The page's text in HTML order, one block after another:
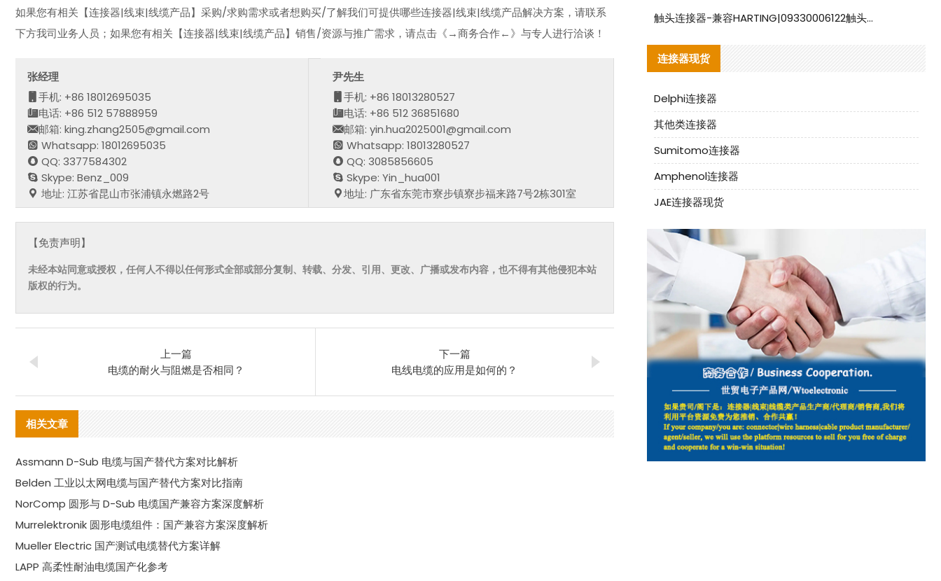
如果您有相关【连接器|线束|线缆产品】采购/求购需求或者想购买/了解我们可提供哪些连接器|线束|线缆产品解决方案，请联系
下方我司业务人员；如果您有相关【连接器|线束|线缆产品】销售/资源与推广需求，请点击《→商务合作←》与专人进行洽谈！
张经理
手机: +86 18012695035
电话: +86 512 57888959
邮箱: king.zhang2505@gmail.com
Whatsapp: 18012695035
QQ: 3377584302
Skype: Benz_009
地址: 江苏省昆山市张浦镇永燃路2号
尹先生
手机: +86 18013280527
电话: +86 512 36851680
邮箱: yin.hua2025001@gmail.com
Whatsapp: 18013280527
QQ: 3085856605
Skype: Yin_hua001
地址: 广东省东莞市寮步镇寮步福来路7号2栋301室
【免责声明】
未经本站同意或授权，任何人不得以任何形式全部或部分复制、转载、分发、引用、更改、广播或发布内容，也不得有其他侵犯本站
版权的行为。
上一篇
电缆的耐火与阻燃是否相同？
下一篇
电线电缆的应用是如何的？
相关文章
Assmann D-Sub 电缆与国产替代方案对比解析
Belden 工业以太网电缆与国产替代方案对比指南
NorComp 圆形与 D-Sub 电缆国产兼容方案深度解析
Murrelektronik 圆形电缆组件：国产兼容方案深度解析
Mueller Electric 国产测试电缆替代方案详解
LAPP 高柔性耐油电缆国产化参考
触头连接器-兼容HARTING|09330006122触头连接器替代品说明
连接器现货
Delphi连接器
其他类连接器
Sumitomo连接器
Amphenol连接器
JAE连接器现货